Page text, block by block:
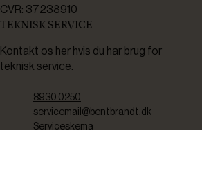
CVR: 37238910
TEKNISK SERVICE
Kontakt os her hvis du har brug for
teknisk service.
8930 0250
servicemail@bentbrandt.dk
Serviceskema